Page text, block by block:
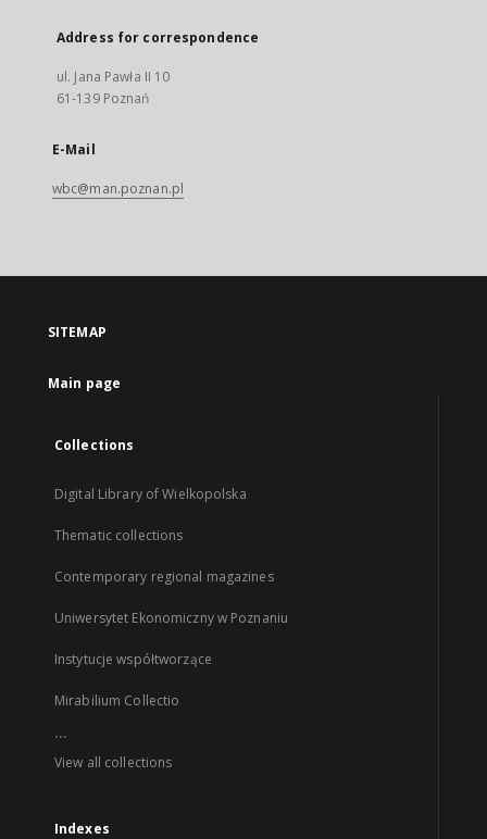
Address for correspondence
ul. Jana Pawła II 10
61-139 Poznań
E-Mail
wbc@man.poznan.pl
SITEMAP
Main page
Collections
Digital Library of Wielkopolska
Thematic collections
Contemporary regional magazines
Uniwersytet Ekonomiczny w Poznaniu
Instytucje współtworzące
Mirabilium Collectio
...
View all collections
Indexes